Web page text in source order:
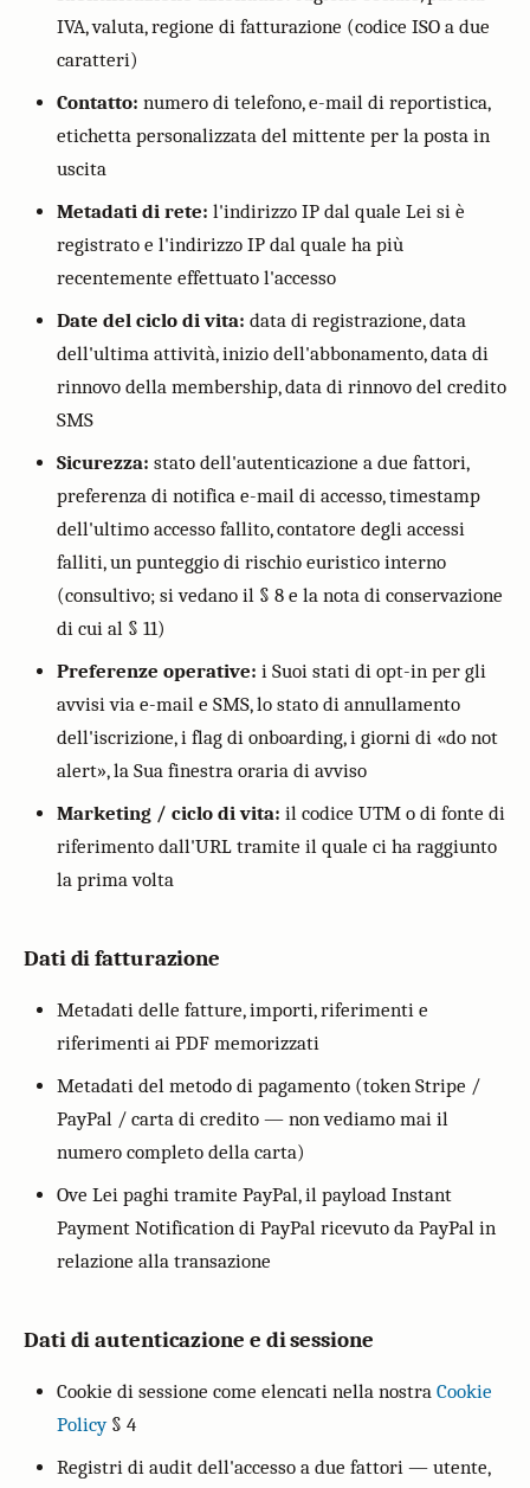
IVA, valuta, regione di fatturazione (codice ISO a due
caratteri)
Contatto: numero di telefono, e-mail di reportistica,
etichetta personalizzata del mittente per la posta in
uscita
Metadati di rete: l'indirizzo IP dal quale Lei si è
registrato e l'indirizzo IP dal quale ha più
recentemente effettuato l'accesso
Date del ciclo di vita: data di registrazione, data
dell'ultima attività, inizio dell'abbonamento, data di
rinnovo della membership, data di rinnovo del credito
SMS
Sicurezza: stato dell'autenticazione a due fattori,
preferenza di notifica e-mail di accesso, timestamp
dell'ultimo accesso fallito, contatore degli accessi
falliti, un punteggio di rischio euristico interno
(consultivo; si vedano il § 8 e la nota di conservazione
di cui al § 11)
Preferenze operative: i Suoi stati di opt-in per gli
avvisi via e-mail e SMS, lo stato di annullamento
dell'iscrizione, i flag di onboarding, i giorni di «do not
alert», la Sua finestra oraria di avviso
Marketing / ciclo di vita: il codice UTM o di fonte di
riferimento dall'URL tramite il quale ci ha raggiunto
la prima volta
Dati di fatturazione
Metadati delle fatture, importi, riferimenti e
riferimenti ai PDF memorizzati
Metadati del metodo di pagamento (token Stripe /
PayPal / carta di credito — non vediamo mai il
numero completo della carta)
Ove Lei paghi tramite PayPal, il payload Instant
Payment Notification di PayPal ricevuto da PayPal in
relazione alla transazione
Dati di autenticazione e di sessione
Cookie di sessione come elencati nella nostra Cookie
Policy§ 4
Registri di audit dell'accesso a due fattori — utente,